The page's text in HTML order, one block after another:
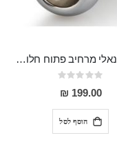
פלאג אנאלי מרחיב פתוח חלול מפלדת אל חלד "Veles" להצצה ולמשחקים אנאלים מתקדמים
Rating:
0%
199.00 ₪
הוסף לסל